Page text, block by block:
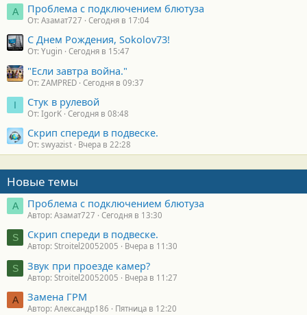
А Проблема с подключением блютуза
От: Азамат727 Сегодня в 17:04
С Днем Рождения, Sokolov73!
От: Yugin Сегодня в 15:47
"Если завтра война."
От: ZAMPRED Сегодня в 09:37
I Стук в рулевой
От: IgorK Сегодня в 08:48
Скрип спереди в подвеске.
От: swyazist Вчера в 22:28
Новые темы
А Проблема с подключением блютуза
Автор: Азамат727 Сегодня в 13:30
S Скрип спереди в подвеске.
Автор: Stroitel20052005 Вчера в 11:30
S Звук при проезде камер?
Автор: Stroitel20052005 Вчера в 11:27
А Замена ГРМ
Автор: Александр186 Пятница в 12:20